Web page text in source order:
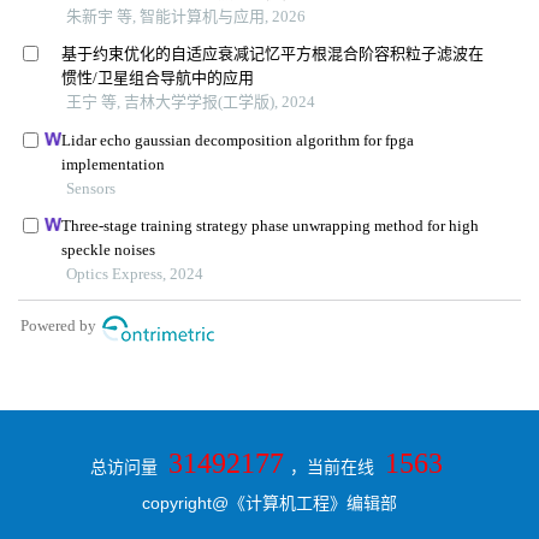
总访问量 31492177 ，当前在线 1563
copyright@《计算机工程》编辑部